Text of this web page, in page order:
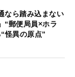
なら踏み込まない
“郵便局員×ホラ
怪異の原点”